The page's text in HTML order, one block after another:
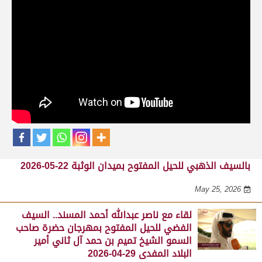
المفتوح بميدان الوثبة 22-05-2026
May 25, 2026
بالسيف الذهبي للحيل المفتوح بميدان الوثبة 22-05-2026
May 25, 2026
لقاء مع ناصر عبدالله أحمد المسند.. السيف
الفضي للحيل المفتوح بمهرجان حضرة صاحب
السمو الشيخ تميم بن حمد آل ثاني أمير
البلاد المفدى 29-04-2026